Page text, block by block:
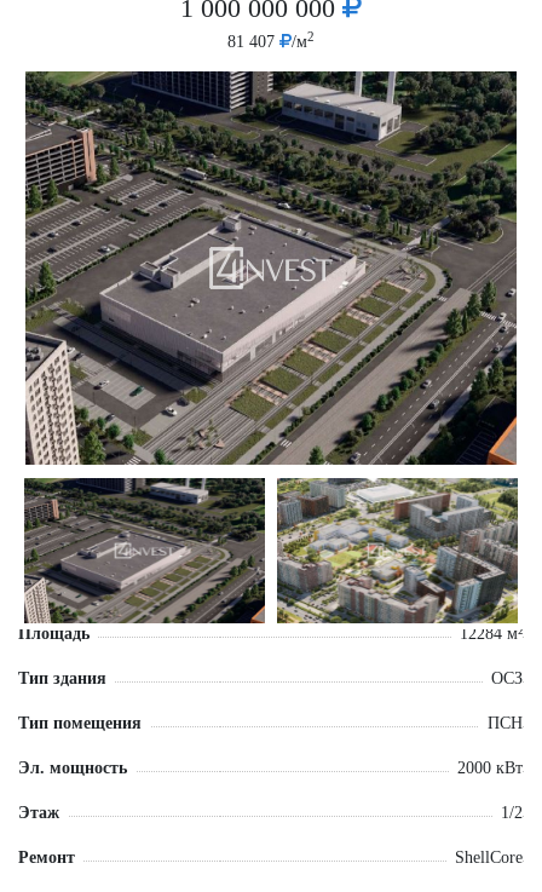
1 000 000 000
81 407 /м2
Площадь 12284 м²
Тип здания ОСЗ
Тип помещения ПСН
Эл. мощность 2000 кВт
Этаж 1/2
Ремонт ShellCore